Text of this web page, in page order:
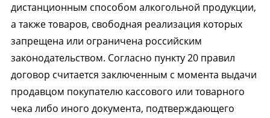
дистанционным способом алкогольной продукции,
а также товаров, свободная реализация которых
запрещена или ограничена российским
законодательством. Согласно пункту 20 правил
договор считается заключенным с момента выдачи
продавцом покупателю кассового или товарного
чека либо иного документа, подтверждающего